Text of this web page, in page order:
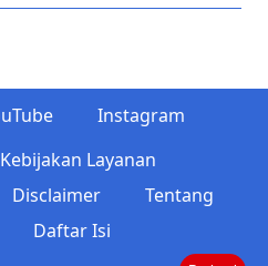
Instagram
Kebijakan Layanan
Disclaimer
Tentang
Daftar Isi